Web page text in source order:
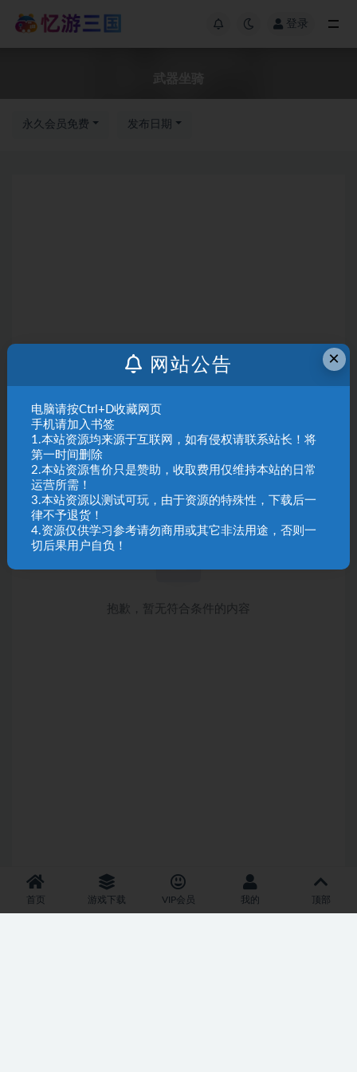
登录
永久会员免费 发布日期
抱歉，暂无符合条件的内容
首页 游戏下载 VIP会员 我的 顶部
×
网站公告
电脑请按Ctrl+D收藏网页
手机请加入书签
1.本站资源均来源于互联网，如有侵权请联系站长！将
第一时间删除
2.本站资源售价只是赞助，收取费用仅维持本站的日常
运营所需！
3.本站资源以测试可玩，由于资源的特殊性，下载后一
律不予退货！
4.资源仅供学习参考请勿商用或其它非法用途，否则一
切后果用户自负！